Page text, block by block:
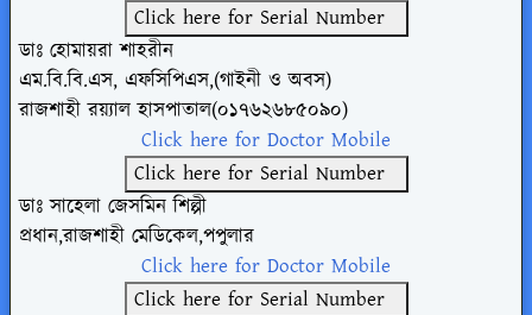
Click here for Serial Number
ডাঃ হোমায়রা শাহরীন
এম.বি.বি.এস, এফসিপিএস,(গাইনী ও অবস)
রাজশাহী রয়্যাল হাসপাতাল(০১৭৬২৬৮৫০৯০)
Click here for Doctor Mobile
Click here for Serial Number
ডাঃ সাহেলা জেসমিন শিল্পী
প্রধান,রাজশাহী মেডিকেল,পপুলার
Click here for Doctor Mobile
Click here for Serial Number